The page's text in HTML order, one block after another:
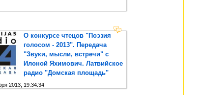
О конкурсе чтецов "Поэзия
голосом - 2013". Передача
"Звуки, мысли, встречи" с
Илоной Яхимович. Латвийское
радио "Домская площадь"
2013, 19:34:34